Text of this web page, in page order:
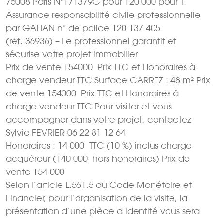
Assurance responsabilité civile professionnelle
par GALIAN n° de police 120 137 405
(réf. 36936) – Le professionnel garantit et
sécurise votre projet immobilier
Prix de vente 154000  Prix TTC et Honoraires à
charge vendeur TTC Surface CARREZ : 48 m² Prix
de vente 154000  Prix TTC et Honoraires à
charge vendeur TTC Pour visiter et vous
accompagner dans votre projet, contactez
Sylvie FEVRIER 06 22 81 12 64
Honoraires : 14 000  TTC (10 %) inclus charge
acquéreur (140 000  hors honoraires) Prix de
vente 154 000 
Selon l’article L.561.5 du Code Monétaire et
Financier, pour l’organisation de la visite, la
présentation d’une pièce d’identité vous sera